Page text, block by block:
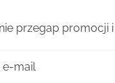
przegap promocji